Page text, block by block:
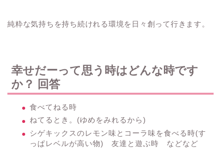
純粋な気持ちを持ち続けれる環境を日々創って行きます。
幸せだーって思う時はどんな時です
か？ 回答
食べてねる時
ねてるとき。(ゆめをみれるから)
シゲキックスのレモン味とコーラ味を食べる時(す
っぱレベルが高い物) 友達と遊ぶ時 などなど